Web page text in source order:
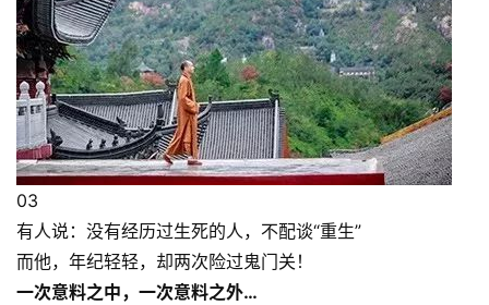
03
有人说：没有经历过生死的人，不配谈“重生”
而他，年纪轻轻，却两次险过鬼门关！
一次意料之中，一次意料之外…